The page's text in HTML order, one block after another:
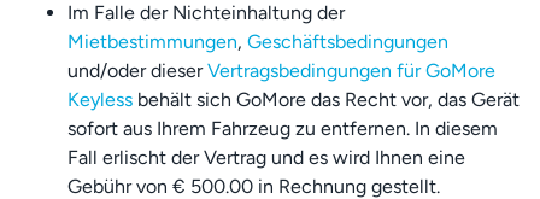
Im Falle der Nichteinhaltung der
Mietbestimmungen, Geschäftsbedingungen
und/oder dieserVertragsbedingungen für GoMore
Keyless behält sich GoMore das Recht vor, das Gerät
sofort aus Ihrem Fahrzeug zu entfernen. In diesem
Fall erlischt der Vertrag und es wird Ihnen eine
Gebühr von € 500.00 in Rechnung gestellt.